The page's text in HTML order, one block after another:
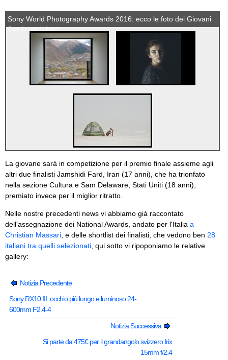
Sony World Photography Awards 2016: ecco le foto dei Giovani
Guarda tutte le foto »
La giovane sarà in competizione per il premio finale assieme agli
altri due finalisti Jamshidi Fard, Iran (17 anni), che ha trionfato
nella sezione Cultura e Sam Delaware, Stati Uniti (18 anni),
premiato invece per il miglior ritratto.
Nelle nostre precedenti news vi abbiamo già raccontato
dell'assegnazione dei National Awards, andato per l'Italia a
Christian Massari , e delle shortlist dei finalisti, che vedono ben 28
italiani tra quelli selezionati , qui sotto vi ripoponiamo le relative
gallery:
Notizia Precedente
Sony RX10 III: occhio più lungo e luminoso 24-
600mm F2.4-4
Notizia Successiva
Si parte da 475€ per il grandangolo svizzero Irix
15mm f/2.4